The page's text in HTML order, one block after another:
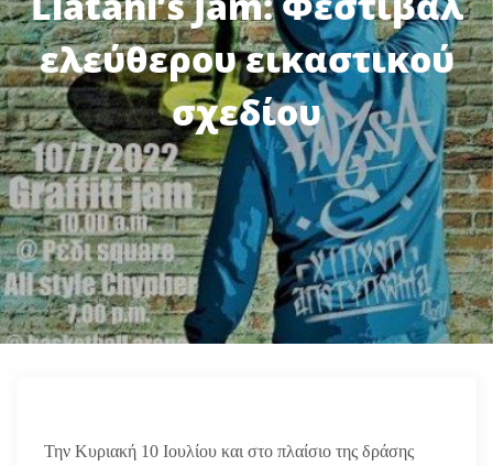
ελεύθερου εικαστικού
σχεδίου
Την Κυριακή 10 Ιουλίου και στο πλαίσιο της δράσης